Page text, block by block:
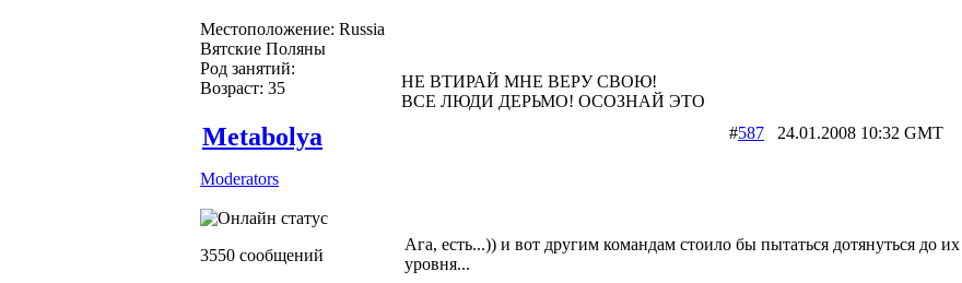
Местоположение: Russia
Вятские Поляны
Род занятий:
Возраст: 35
НЕ ВТИРАЙ МНЕ ВЕРУ СВОЮ!
ВСЕ ЛЮДИ ДЕРЬМО! ОСОЗНАЙ ЭТО
Metabolya
Moderators
3550 сообщений
#587 24.01.2008 10:32 GMT
Ага, есть...)) и вот другим командам стоило бы пытаться дотянуться до их
уровня...